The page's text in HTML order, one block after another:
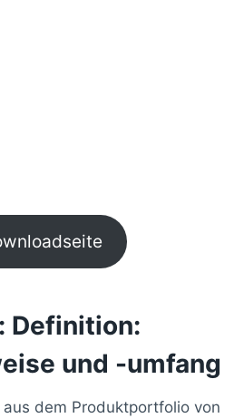
Definition:
und -umfang
dem Produktportfolio von